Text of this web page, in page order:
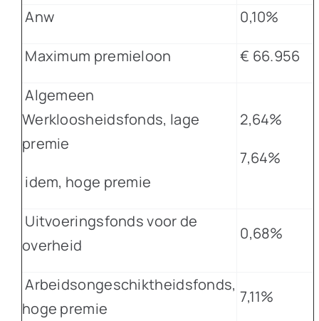
Anw 0,10%
Maximum premieloon € 66.956
Algemeen
Werkloosheidsfonds, lage
premie
idem, hoge premie
2,64%
7,64%
Uitvoeringsfonds voor de
overheid
0,68%
Arbeidsongeschiktheidsfonds,
hoge premie
7,11%